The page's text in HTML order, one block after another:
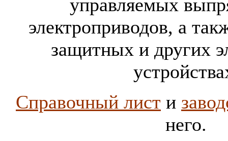
управляемых
электроприводов, а
защитных и других
Справочный лист и
него.